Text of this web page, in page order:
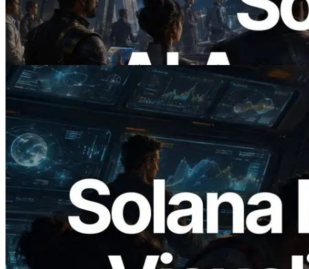
제하는 시대
이 글 읽기
2026.05.24
Validators Solutions, Solana 블록 애널라